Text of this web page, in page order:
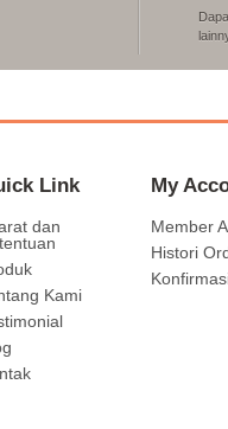
Link
dan
Kami
My
Member
Histori